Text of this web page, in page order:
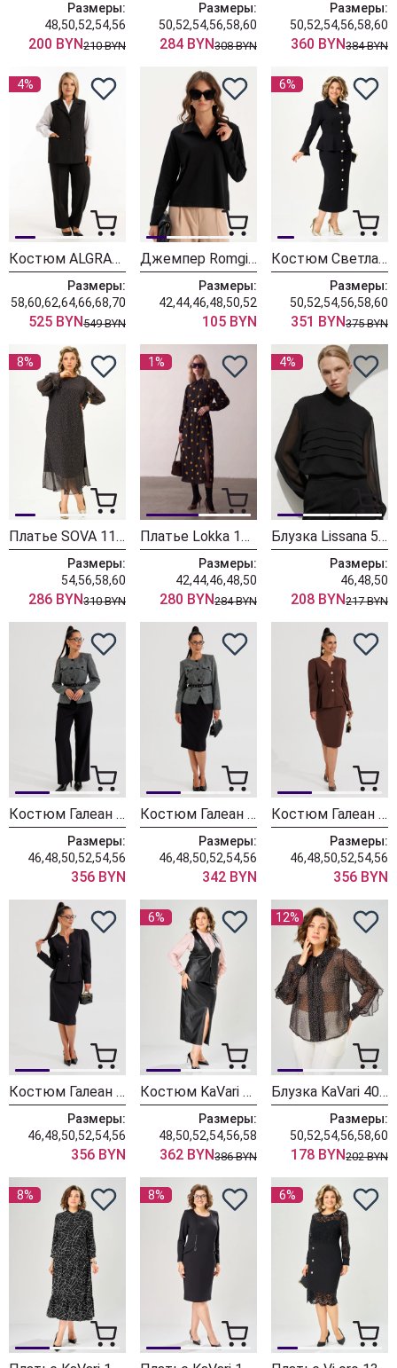
Размеры:
48,50,52,54,56
200 BYN210 BYN
Размеры:
50,52,54,56,58,60
284 BYN308 BYN
Размеры:
50,52,54,56,58,60
360 BYN384 BYN
4%
Костюм ALGRANDA (Новелла Шарм) 4181
Размеры:
58,60,62,64,66,68,70
525 BYN549 BYN
Джемпер Romgil РП0205-ХЛ5 черный
Размеры:
42,44,46,48,50,52
105 BYN
6%
Костюм Светлана-Стиль 2376 черный
Размеры:
50,52,54,56,58,60
351 BYN375 BYN
8%
Платье SOVA 11347
Размеры:
54,56,58,60
286 BYN310 BYN
1%
Платье Lokka 1976 черный
Размеры:
42,44,46,48,50
280 BYN284 BYN
4%
Блузка Lissana 5058 черный
Размеры:
46,48,50
208 BYN217 BYN
Костюм Галеан Cтиль 1014Б серый с черным
Размеры:
46,48,50,52,54,56
356 BYN
Костюм Галеан Cтиль 1014А серый с черным
Размеры:
46,48,50,52,54,56
342 BYN
Костюм Галеан Cтиль 1012 коричневый
Размеры:
46,48,50,52,54,56
356 BYN
Костюм Галеан Cтиль 1012 черный
Размеры:
46,48,50,52,54,56
356 BYN
6%
Костюм KaVari 8072 черный
Размеры:
48,50,52,54,56,58
362 BYN386 BYN
12%
Блузка KaVari 4034 черный горох
Размеры:
50,52,54,56,58,60
178 BYN202 BYN
8% 8% 6%